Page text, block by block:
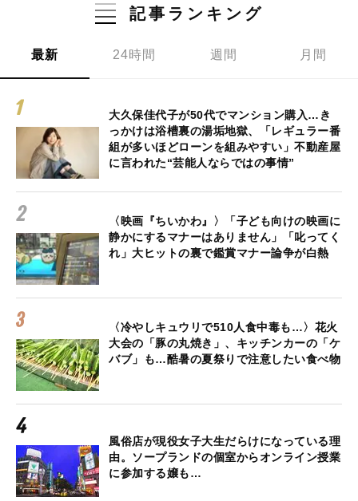
記事ランキング
最新 24時間 週間 月間
大久保佳代子が50代でマンション購入…き
っかけは浴槽裏の湯垢地獄、「レギュラー番
組が多いほどローンを組みやすい」不動産屋
に言われた“芸能人ならではの事情”
〈映画『ちいかわ』〉「子ども向けの映画に
静かにするマナーはありません」「叱ってく
れ」大ヒットの裏で鑑賞マナー論争が白熱
〈冷やしキュウリで510人食中毒も…〉花火
大会の「豚の丸焼き」、キッチンカーの「ケ
バブ」も…酷暑の夏祭りで注意したい食べ物
風俗店が現役女子大生だらけになっている理
由。ソープランドの個室からオンライン授業
に参加する嬢も…